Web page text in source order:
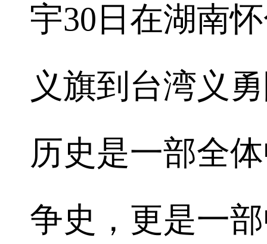
宇30日在湖南
义旗到台湾义
历史是一部全
争史，更是一